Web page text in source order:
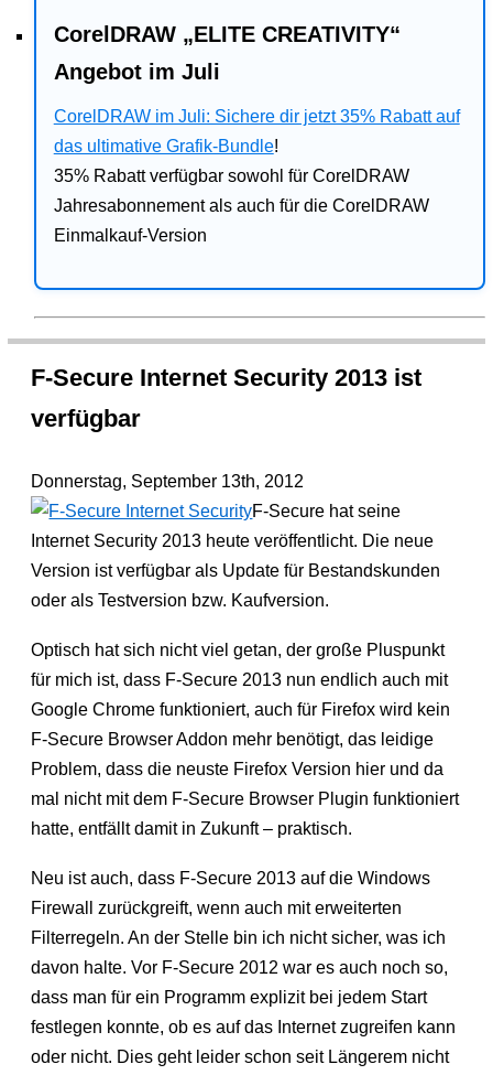
CorelDRAW „ELITE CREATIVITY“
Angebot im Juli
CorelDRAW im Juli: Sichere dir jetzt 35% Rabatt auf
das ultimative Grafik-Bundle!
35% Rabatt verfügbar sowohl für CorelDRAW
Jahresabonnement als auch für die CorelDRAW
Einmalkauf-Version
F-Secure Internet Security 2013 ist
verfügbar
Donnerstag, September 13th, 2012
F-Secure hat seine
Internet Security 2013 heute veröffentlicht. Die neue
Version ist verfügbar als Update für Bestandskunden
oder als Testversion bzw. Kaufversion.
Optisch hat sich nicht viel getan, der große Pluspunkt
für mich ist, dass F-Secure 2013 nun endlich auch mit
Google Chrome funktioniert, auch für Firefox wird kein
F-Secure Browser Addon mehr benötigt, das leidige
Problem, dass die neuste Firefox Version hier und da
mal nicht mit dem F-Secure Browser Plugin funktioniert
hatte, entfällt damit in Zukunft – praktisch.
Neu ist auch, dass F-Secure 2013 auf die Windows
Firewall zurückgreift, wenn auch mit erweiterten
Filterregeln. An der Stelle bin ich nicht sicher, was ich
davon halte. Vor F-Secure 2012 war es auch noch so,
dass man für ein Programm explizit bei jedem Start
festlegen konnte, ob es auf das Internet zugreifen kann
oder nicht. Dies geht leider schon seit Längerem nicht